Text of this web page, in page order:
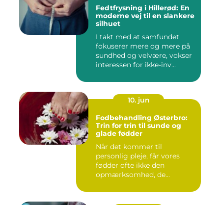
Fedtfrysning i Hillerød: En
moderne vej til en slankere
silhuet
I takt med at samfundet
fokuserer mere og mere på
sundhed og velvære, vokser
interessen for ikke-inv...
10. jun
Fodbehandling Østerbro:
Trin for trin til sunde og
glade fødder
Når det kommer til
personlig pleje, får vores
fødder ofte ikke den
opmærksomhed, de